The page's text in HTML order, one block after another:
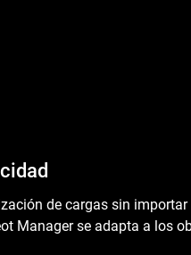
de cargas sin
Manager se adapta a los